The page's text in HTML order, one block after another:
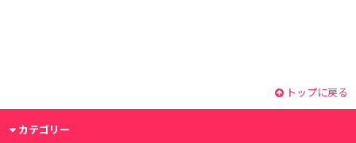
トップに戻る
カテゴリー